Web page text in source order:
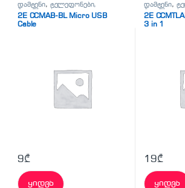
დამტენი, ტელეფონები,
პლანშეტები,
აქსესუარები,ტელევიზორი
2E CCMAB-BL Micro USB
Cable
9₾
ყიდვა
დამტენი,
2E
3 in 1
19₾
ყიდვა